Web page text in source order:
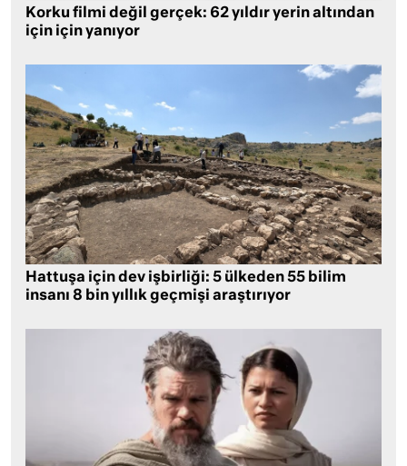
Korku filmi değil gerçek: 62 yıldır yerin altından
için için yanıyor
Hattuşa için dev işbirliği: 5 ülkeden 55 bilim
insanı 8 bin yıllık geçmişi araştırıyor